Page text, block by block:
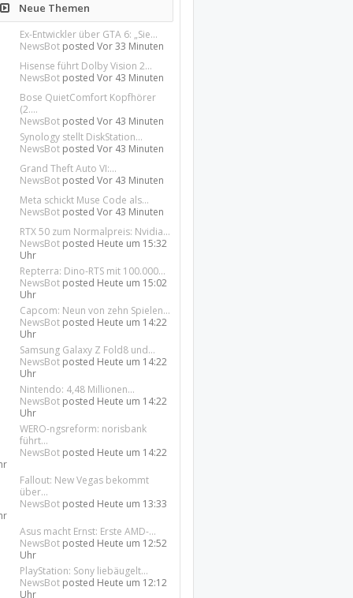
Neue Themen
Ex-Entwickler über GTA 6: „Sie...
NewsBot postedVor 33 Minuten
Hisense führt Dolby Vision 2...
NewsBot postedVor 43 Minuten
Bose QuietComfort Kopfhörer
(2....
NewsBot postedVor 43 Minuten
Synology stellt DiskStation...
NewsBot postedVor 43 Minuten
Grand Theft Auto VI:...
NewsBot postedVor 43 Minuten
Meta schickt Muse Code als...
NewsBot postedVor 43 Minuten
RTX 50 zum Normalpreis: Nvidia...
NewsBot posted Heute um 15:32
Uhr
Repterra: Dino-RTS mit 100.000...
NewsBot posted Heute um 15:02
Uhr
Capcom: Neun von zehn Spielen...
NewsBot posted Heute um 14:22
Uhr
Samsung Galaxy Z Fold8 und...
NewsBot posted Heute um 14:22
Uhr
Nintendo: 4,48 Millionen...
NewsBot posted Heute um 14:22
Uhr
WERO-ngsreform: norisbank
führt...
NewsBot posted Heute um 14:22
Fallout: New Vegas bekommt
über...
NewsBot posted Heute um 13:33
Asus macht Ernst: Erste AMD-...
NewsBot posted Heute um 12:52
Uhr
PlayStation: Sony liebäugelt...
NewsBot posted Heute um 12:12
Uhr